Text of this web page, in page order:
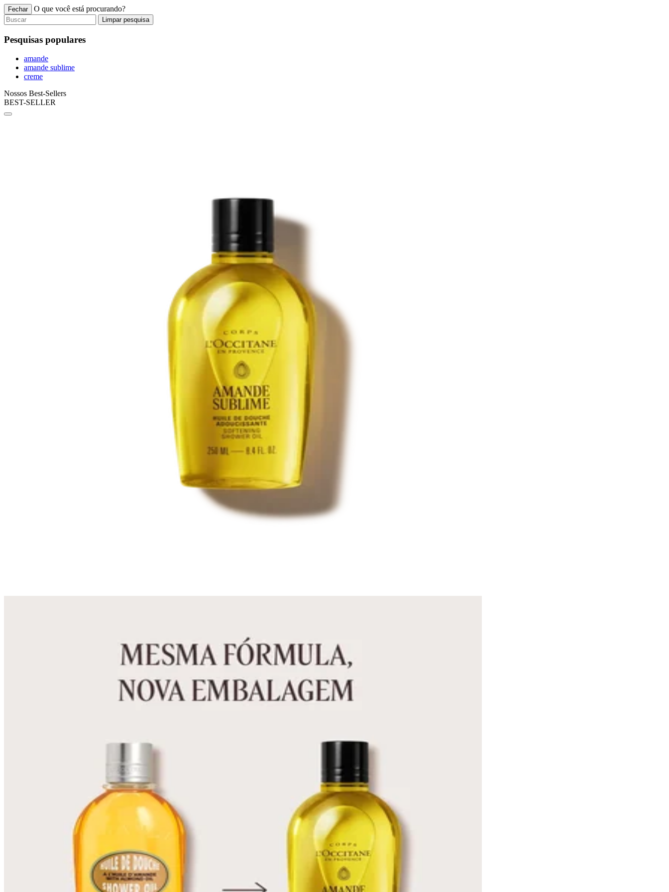
Fechar O que você está procurando?
Limpar pesquisa
Pesquisas populares
amande
amande sublime
creme
Nossos Best-Sellers
BEST-SELLER